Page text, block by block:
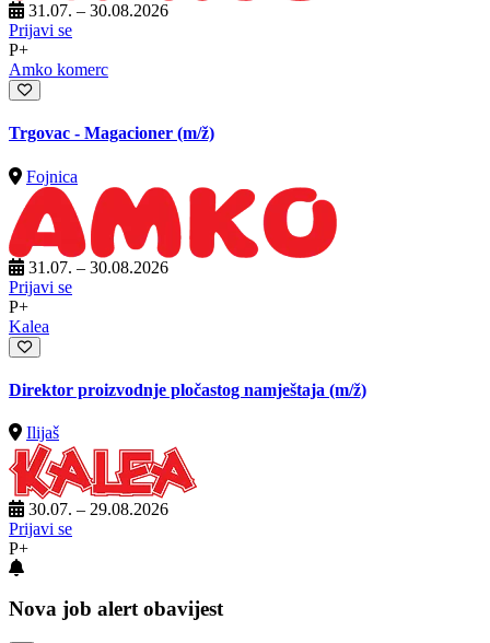
31.07. – 30.08.2026
Prijavi se
P+
Amko komerc
Trgovac - Magacioner (m/ž)
Fojnica
31.07. – 30.08.2026
Prijavi se
P+
Kalea
Direktor proizvodnje pločastog namještaja (m/ž)
Ilijaš
30.07. – 29.08.2026
Prijavi se
P+
Nova job alert obavijest